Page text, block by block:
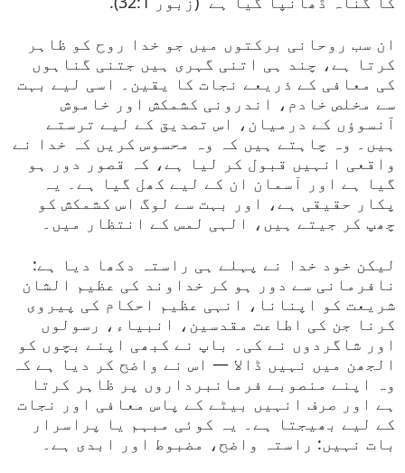
ان سب روحانی برکتوں میں جو خدا روح کو ظاہر
کرتا ہے، چند ہی اتنی گہری ہیں جتنی گناہوں
کی معافی کے ذریعے نجات کا یقین۔ اسی لیے بہت
سے مخلص خادم، اندرونی کشمکش اور خاموش
آنسوؤں کے درمیان، اس تصدیق کے لیے ترستے
ہیں۔ وہ چاہتے ہیں کہ وہ محسوس کریں کہ خدا نے
واقعی انہیں قبول کر لیا ہے، کہ قصور دور ہو
گیا ہے اور آسمان ان کے لیے کھل گیا ہے۔ یہ
پکار حقیقی ہے، اور بہت سے لوگ اس کشمکش کو
چھپ کر جیتے ہیں، الہی لمس کے انتظار میں۔
لیکن خود خدا نے پہلے ہی راستہ دکھا دیا ہے:
نافرمانی سے دور ہو کر خداوند کی عظیم الشان
شریعت کو اپنانا، انہی عظیم احکام کی پیروی
کرنا جن کی اطاعت مقدسین، انبیاء، رسولوں
اور شاگردوں نے کی۔ باپ نے کبھی اپنے بچوں کو
الجھن میں نہیں ڈالا — اس نے واضح کر دیا ہے کہ
وہ اپنے منصوبے فرمانبرداروں پر ظاہر کرتا
ہے اور صرف انہیں بیٹے کے پاس معافی اور نجات
کے لیے بھیجتا ہے۔ یہ کوئی مبہم یا پراسرار
بات نہیں: راستہ واضح، مضبوط اور ابدی ہے۔